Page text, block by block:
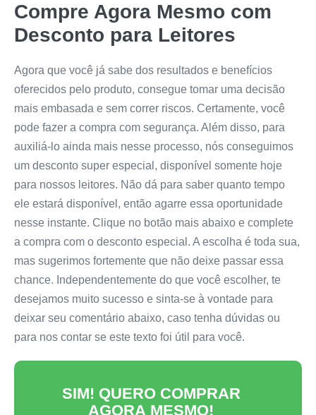
Compre Agora Mesmo com
Desconto para Leitores
Agora que você já sabe dos resultados e benefícios
oferecidos pelo produto, consegue tomar uma decisão
mais embasada e sem correr riscos. Certamente, você
pode fazer a compra com segurança. Além disso, para
auxiliá-lo ainda mais nesse processo, nós conseguimos
um desconto super especial, disponível somente hoje
para nossos leitores. Não dá para saber quanto tempo
ele estará disponível, então agarre essa oportunidade
nesse instante. Clique no botão mais abaixo e complete
a compra com o desconto especial. A escolha é toda sua,
mas sugerimos fortemente que não deixe passar essa
chance. Independentemente do que você escolher, te
desejamos muito sucesso e sinta-se à vontade para
deixar seu comentário abaixo, caso tenha dúvidas ou
para nos contar se este texto foi útil para você.
SIM! QUERO COMPRAR
AGORA MESMO!